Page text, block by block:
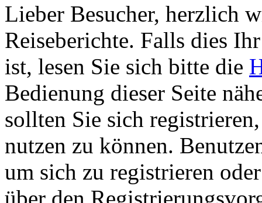
Lieber Besucher, herzlich
Reiseberichte. Falls dies
ist, lesen Sie sich bitte die
Bedienung dieser Seite
sollten Sie sich
nutzen zu können.
um sich zu registrieren
über den